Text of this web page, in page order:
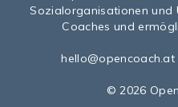
Sozialorganisationen und
Coaches und
hello@opencoach.at
© 2026